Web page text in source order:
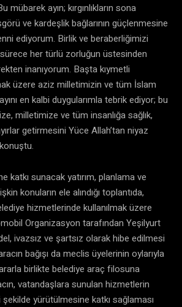
mübarek ayın; kırgınlıkların sona
ve kardeşlik bağlarının güçlenmesine
ediyorum. Birlik ve beraberliğimizi
her türlü zorluğun üstesinden
inanıyorum. Başta kıymetli
üzere aziz milletimizin ve tüm İslam
en kalbi duygularımla tebrik ediyor; bu
milletimize ve tüm insanlığa sağlık,
getirmesini Yüce Allah’tan niyaz
katkı sunacak yatırım, planlama ve
konuların ele alındığı toplantıda,
hizmetlerinde kullanılmak üzere
Organizasyon tarafından Yeşilyurt
ivazsız ve şartsız olarak hibe edilmesi
bağışı da meclis üyelerinin oylarıyla
birlikte belediye araç filosuna
vatandaşlara sunulan hizmetlerin
yürütülmesine katkı sağlaması